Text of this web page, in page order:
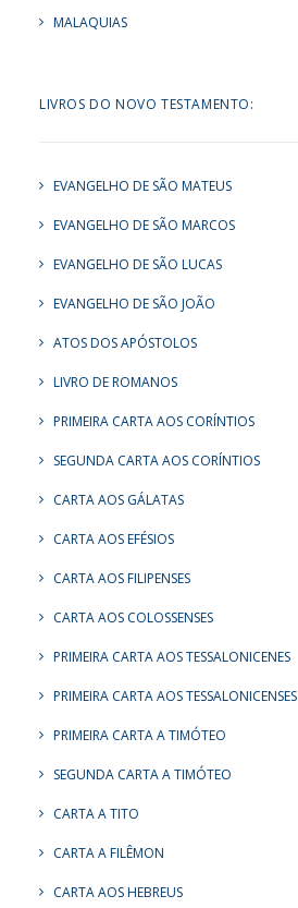
MALAQUIAS
LIVROS DO NOVO TESTAMENTO:
EVANGELHO DE SÃO MATEUS
EVANGELHO DE SÃO MARCOS
EVANGELHO DE SÃO LUCAS
EVANGELHO DE SÃO JOÃO
ATOS DOS APÓSTOLOS
LIVRO DE ROMANOS
PRIMEIRA CARTA AOS CORÍNTIOS
SEGUNDA CARTA AOS CORÍNTIOS
CARTA AOS GÁLATAS
CARTA AOS EFÉSIOS
CARTA AOS FILIPENSES
CARTA AOS COLOSSENSES
PRIMEIRA CARTA AOS TESSALONICENES
PRIMEIRA CARTA AOS TESSALONICENSES
PRIMEIRA CARTA A TIMÓTEO
SEGUNDA CARTA A TIMÓTEO
CARTA A TITO
CARTA A FILÊMON
CARTA AOS HEBREUS